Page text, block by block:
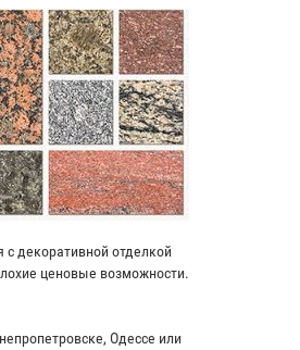
декоративной отделкой
ценовые возможности.
Одессе или